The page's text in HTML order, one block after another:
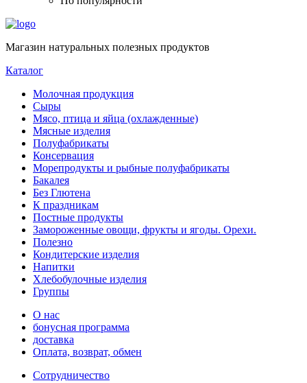
Магазин натуральных полезных продуктов
Каталог
Молочная продукция
Сыры
Мясо, птица и яйца (охлажденные)
Мясные изделия
Полуфабрикаты
Консервация
Морепродукты и рыбные полуфабрикаты
Бакалея
Без Глютена
К праздникам
Постные продукты
Замороженные овощи, фрукты и ягоды. Орехи.
Полезно
Кондитерские изделия
Напитки
Хлебобулочные изделия
Группы
О нас
бонусная программа
доставка
Оплата, возврат, обмен
Сотрудничество